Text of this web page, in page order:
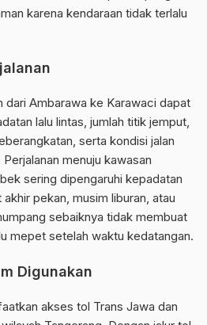
karena kendaraan tidak terlalu
dari Ambarawa ke Karawaci dapat
lalu lintas, jumlah titik jemput,
serta kondisi jalan
menuju kawasan
sering dipengaruhi kepadatan
pekan, musim liburan, atau
sebaiknya tidak membuat
mepet setelah waktu kedatangan.
Digunakan
akses tol Trans Jawa dan